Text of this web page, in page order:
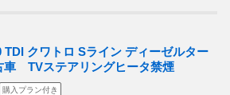
TDI クワトロ Sライン ディーゼルター
車 TVステアリングヒータ禁煙
購入プラン付き